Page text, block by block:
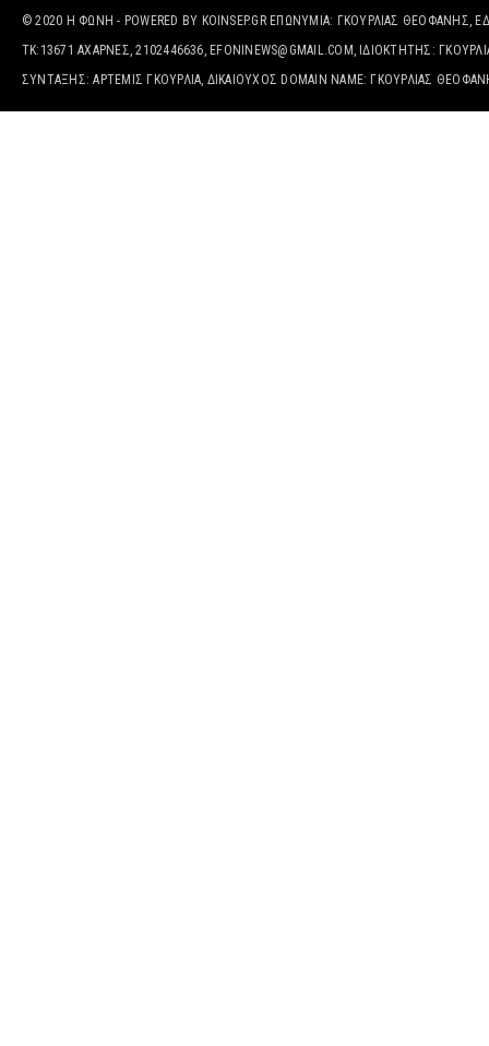
© 2020 Η ΦΩΝΉ - POWERED BY KOINSEP.GRΕΠΩΝΥΜΊΑ: ΓΚΟΥΡΛΙΑΣ ΘΕΟΦΑΝΗΣ,
ΤΚ:13671 ΑΧΑΡΝΕΣ, 2102446636, EFONINEWS@GMAIL.COM, ΙΔΙΟΚΤΗΤΗΣ:
ΣΥΝΤΑΞΗΣ: ΑΡΤΕΜΙΣ ΓΚΟΥΡΛΙΑ, ΔΙΚΑΙΟΎΧΟΣ DOMAIN NAME: ΓΚΟΥΡΛΙΑΣ